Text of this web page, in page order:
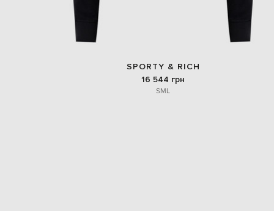
SPORTY & RICH
16 544 грн
SML